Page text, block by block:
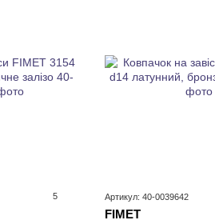
5 Артикул: 40-0039642
FIMET